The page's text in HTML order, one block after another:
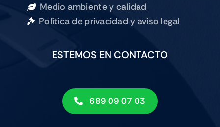
Medio ambiente y calidad
Política de privacidad y aviso legal
ESTEMOS EN CONTACTO
689 09 07 03